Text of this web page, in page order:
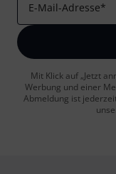
E-Mail-Adresse*
Mit Klick auf „Jetzt
Werbung und einer
Abmeldung ist